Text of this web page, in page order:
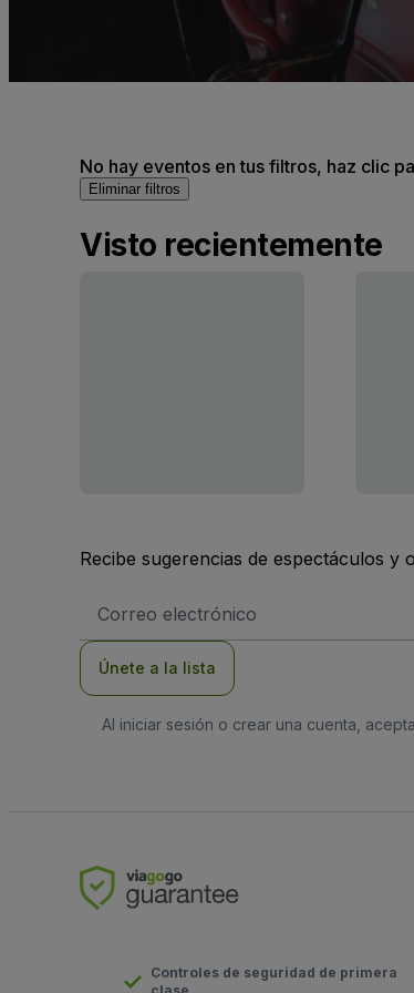
No hay eventos en tus filtros, haz clic
Eliminar filtros
Visto recientemente
Recibe sugerencias de espectáculos y
de
Únete a la lista
Al iniciar sesión o crear una cuenta,
Controles de seguridad de primera